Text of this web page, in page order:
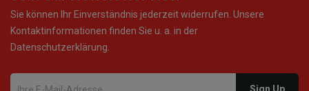
Sie können Ihr Einverständnis jederzeit widerrufen. Unsere
Kontaktinformationen finden Sie u. a. in der
Datenschutzerklärung.